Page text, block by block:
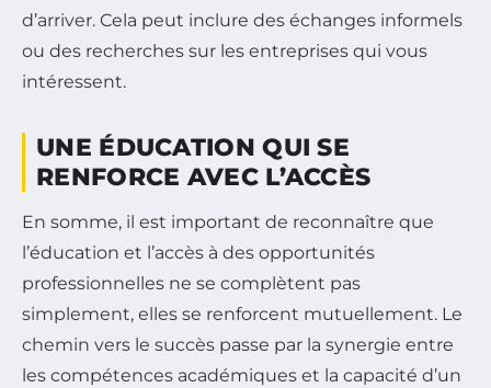
d’arriver. Cela peut inclure des échanges informels
ou des recherches sur les entreprises qui vous
intéressent.
UNE ÉDUCATION QUI SE
RENFORCE AVEC L’ACCÈS
En somme, il est important de reconnaître que
l’éducation et l’accès à des opportunités
professionnelles ne se complètent pas
simplement, elles se renforcent mutuellement. Le
chemin vers le succès passe par la synergie entre
les compétences académiques et la capacité d’un